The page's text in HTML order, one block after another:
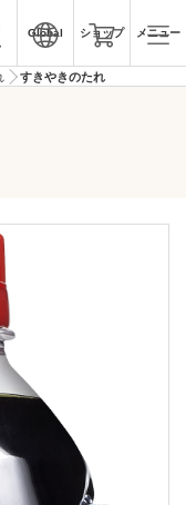
Global ショップ メニュー
すきやきのたれ